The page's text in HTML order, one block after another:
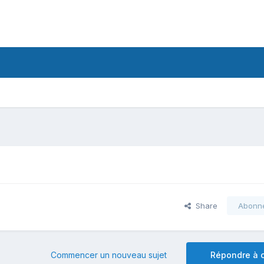
Share
Répondre à
Commencer un nouveau sujet